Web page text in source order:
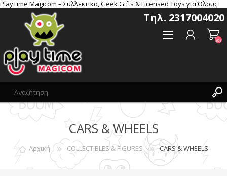
PlayTime Magicom – Συλλεκτικά, Geek Gifts & Licensed Toys για Όλους
Τηλ. 2317004020
Δημιoυργία λογαριασμού
Σύνδεση
Αγαπημένα
(0)
CARS & WHEELS
Αρχική COLLECTIBLES & FIGURES CARS & WHEELS